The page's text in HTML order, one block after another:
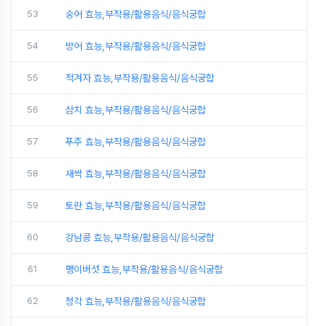
53 숭어 효능,부작용/활용음식/음식궁합
54 방어 효능,부작용/활용음식/음식궁합
55 적겨자 효능,부작용/활용음식/음식궁합
56 삼치 효능,부작용/활용음식/음식궁합
57 푸주 효능,부작용/활용음식/음식궁합
58 새싹 효능,부작용/활용음식/음식궁합
59 토란 효능,부작용/활용음식/음식궁합
60 강남콩 효능,부작용/활용음식/음식궁합
61 팽이버섯 효능,부작용/활용음식/음식궁합
62 청각 효능,부작용/활용음식/음식궁합